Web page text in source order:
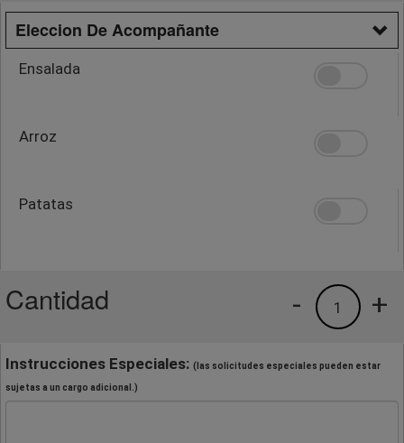
Eleccion De Acompañante
Ensalada
Arroz
Patatas
Cantidad +
1
-
Instrucciones Especiales: (las solicitudes especiales pueden estar
sujetas a un cargo adicional.)